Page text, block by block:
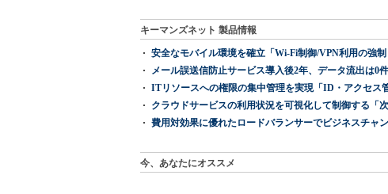
キーマンズネット 製品情報
安全なモバイル環境を確立「Wi-Fi制御/VPN利用の強制
メール誤送信防止サービス導入後2年、データ流出は0件
ITリソースへの権限の集中管理を実現「ID・アクセス
クラウドサービスの利用状況を可視化して制御する「
費用対効果に優れたロードバランサーでビジネスチャ
今、あなたにオススメ